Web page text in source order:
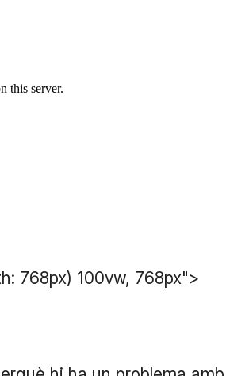
768px) 100vw, 768px">